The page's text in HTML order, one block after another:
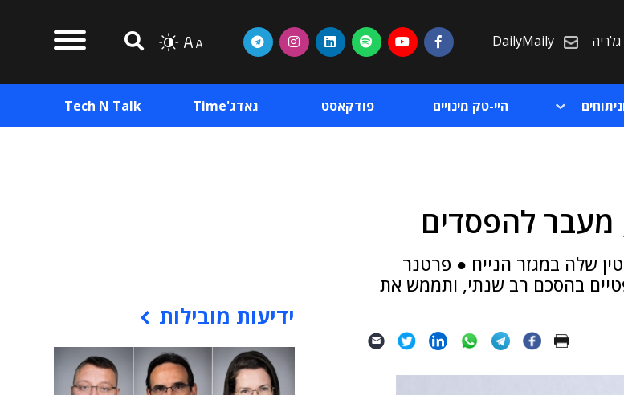
גלריה DailyMaily
היי-טק מינויים פודקאסט גאדג'Time Tech N Talk
מעבר להפסדים
שלה במגזר הנייח ● פרטנר
סיבים אופטיים בהסכם רב שנתי, ותממש את
ידיעות מובילות